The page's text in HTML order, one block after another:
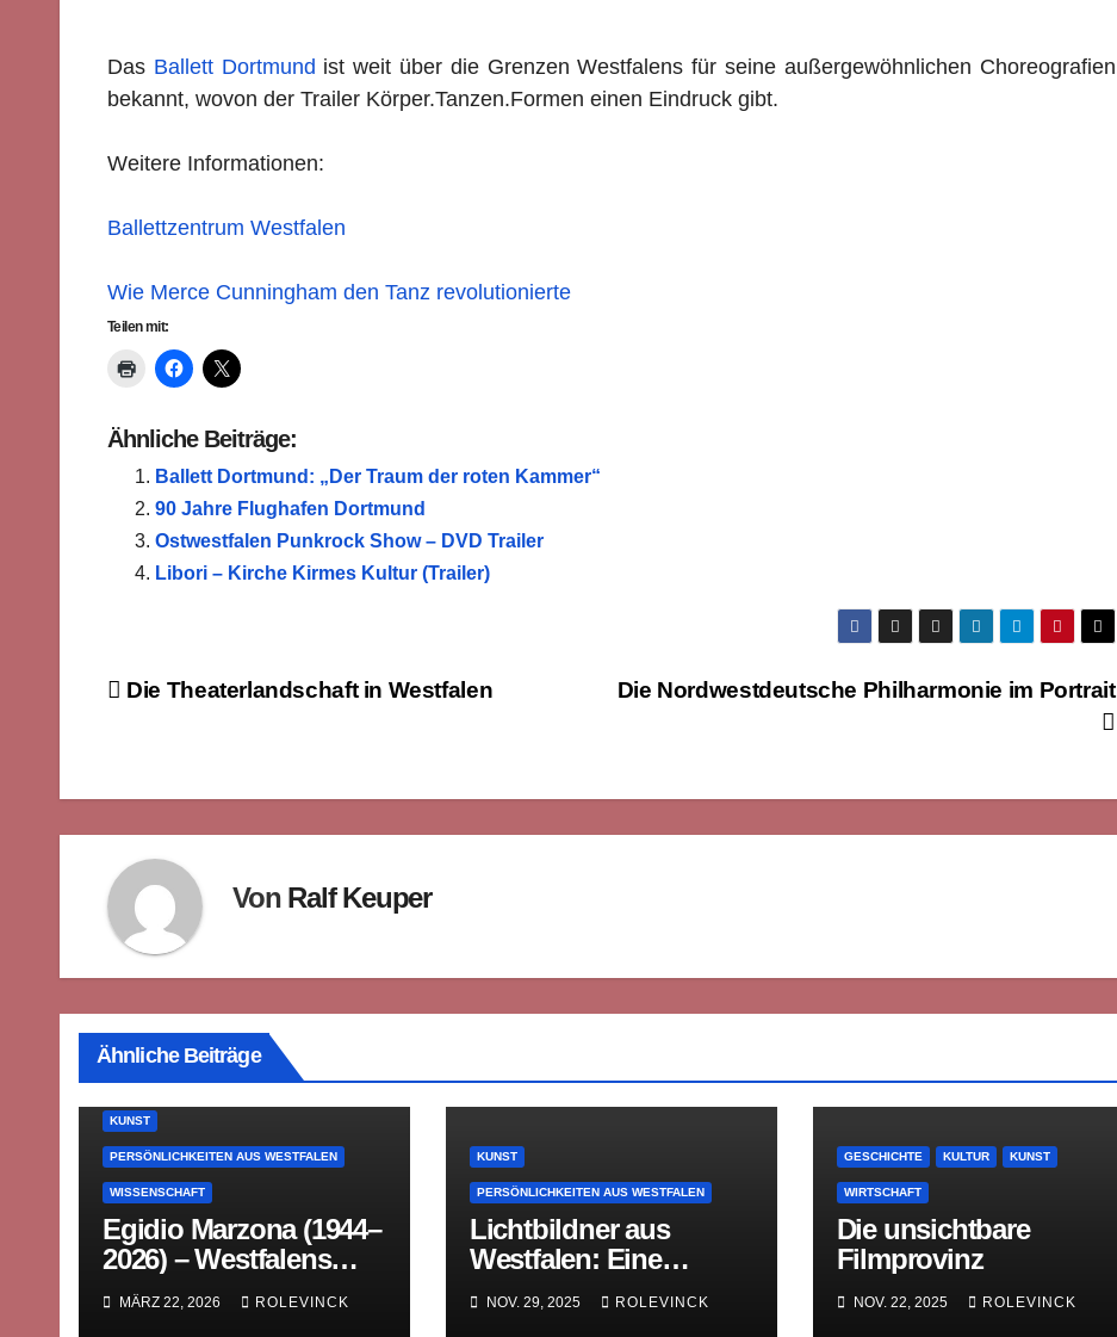
Das Ballett Dortmund ist weit über die Grenzen Westfalens für seine außergewöhnlichen Choreografien
bekannt, wovon der Trailer Körper.Tanzen.Formen einen Eindruck gibt.
Weitere Informationen:
Ballettzentrum Westfalen
Wie Merce Cunningham den Tanz revolutionierte
Teilen mit:
Ähnliche Beiträge:
Ballett Dortmund: „Der Traum der roten Kammer“
90 Jahre Flughafen Dortmund
Ostwestfalen Punkrock Show – DVD Trailer
Libori – Kirche Kirmes Kultur (Trailer)
Beitragsnavigation Die Nordwestdeutsche Philharmonie im Portrait
Die Theaterlandschaft in Westfalen
Von Ralf Keuper
Ähnliche Beiträge
KUNST
PERSÖNLICHKEITEN AUS WESTFALEN
WISSENSCHAFT
Egidio Marzona (1944–
2026) – Westfalens
Sammler der
Avantgarde
MÄRZ 22, 2026 ROLEVINCK
KUNST
PERSÖNLICHKEITEN AUS WESTFALEN
Lichtbildner aus
Westfalen: Eine
Region und ihre
fotografische Tradition
NOV. 29, 2025 ROLEVINCK
GESCHICHTE KULTUR KUNST
WIRTSCHAFT
Die unsichtbare
Filmprovinz
NOV. 22, 2025 ROLEVINCK